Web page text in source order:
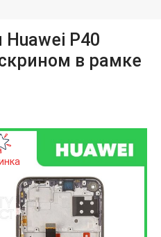
Huawei P40
в рамке